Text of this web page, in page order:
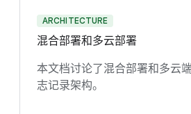
ARCHITECTURE
混合部署和多云部署
本文档讨论了混合部署和多云
志记录架构。